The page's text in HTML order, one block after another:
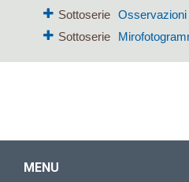
Sottoserie
Sottoserie
MENU